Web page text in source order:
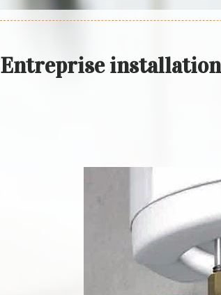
Entreprise installation